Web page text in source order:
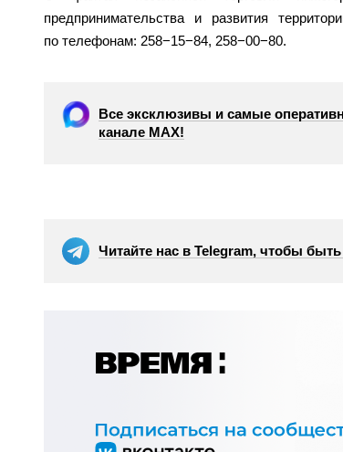
предпринимательства и развития
по телефонам: 258−15−84, 258−00−80.
Все эксклюзивы и самые
канале МАХ!
Читайте нас в Telegram, чтобы